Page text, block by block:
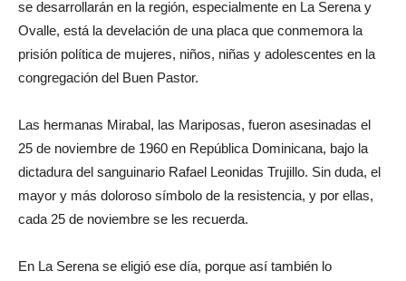
se desarrollarán en la región, especialmente en La Serena y
Ovalle, está la develación de una placa que conmemora la
prisión política de mujeres, niños, niñas y adolescentes en la
congregación del Buen Pastor.
Las hermanas Mirabal, las Mariposas, fueron asesinadas el
25 de noviembre de 1960 en República Dominicana, bajo la
dictadura del sanguinario Rafael Leonidas Trujillo. Sin duda, el
mayor y más doloroso símbolo de la resistencia, y por ellas,
cada 25 de noviembre se les recuerda.
En La Serena se eligió ese día, porque así también lo